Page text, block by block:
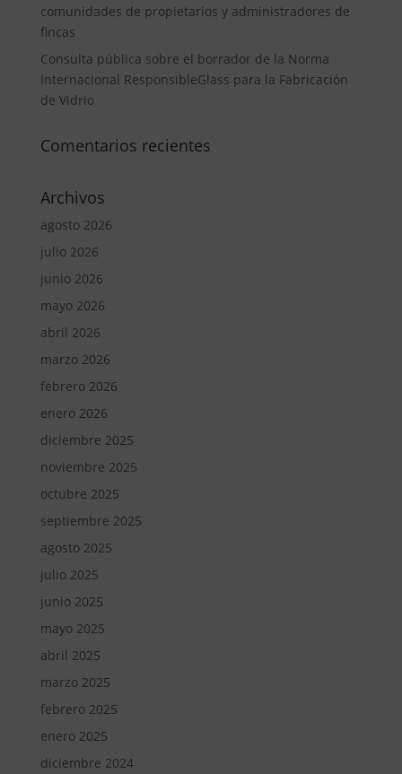
comunidades de propietarios y administradores de
fincas
Consulta pública sobre el borrador de la Norma
Internacional ResponsibleGlass para la Fabricación
de Vidrio
Comentarios recientes
Archivos
agosto 2026
julio 2026
junio 2026
mayo 2026
abril 2026
marzo 2026
febrero 2026
enero 2026
diciembre 2025
noviembre 2025
octubre 2025
septiembre 2025
agosto 2025
julio 2025
junio 2025
mayo 2025
abril 2025
marzo 2025
febrero 2025
enero 2025
diciembre 2024